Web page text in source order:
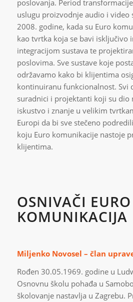
poslovanja. Period
uslugu proizvodnje audio i video
2008. godine, kada su Euro
kao tvrtka koja se bavi isključivo
integracijom sustava te
poslovima. Sve sustave koje
održavamo kako bi klijentima
kontinuiranu funkcionalnost. Svi
suradnici i projektanti koji su dio
iskustvo i znanje u velikim
Europi da bi sve stečeno
koju Euro komunikacije nastoje
klijentima.
OSNIVAČI EURO
KOMUNIKACIJA
Miljenko Novosel – član
Rođen 30.05.1969. godine u
Osnovnu školu pohađa u
školovanje nastavlja u Zagrebu.